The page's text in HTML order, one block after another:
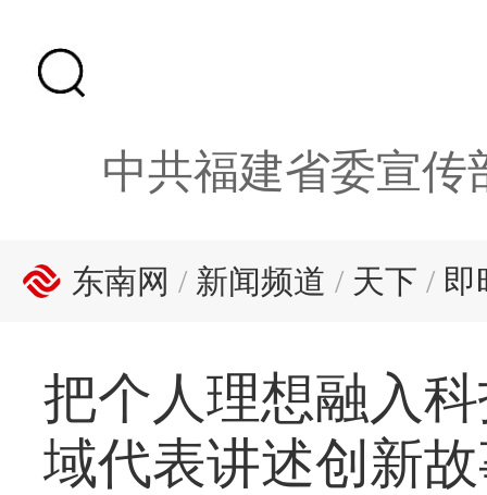
中共福建省委宣传
东南网 / 新闻频道 / 天下 / 即
把个人理想融入
域代表讲述创新